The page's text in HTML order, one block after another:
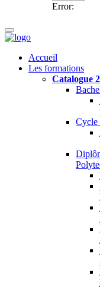
Error:
Accueil
Les formations
Catalogue
Cycle